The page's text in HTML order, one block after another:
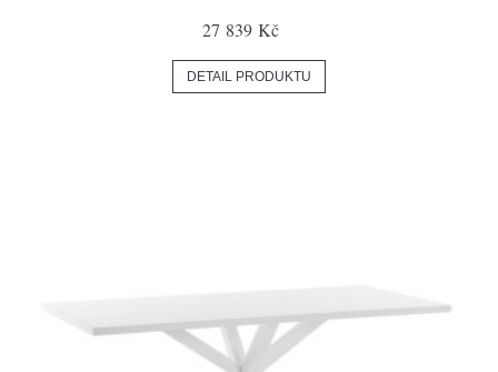
27 839 Kč
DETAIL PRODUKTU